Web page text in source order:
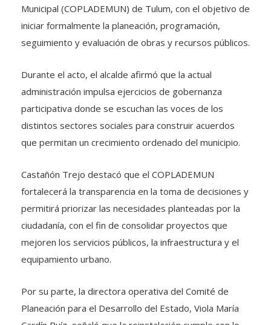
Municipal (COPLADEMUN) de Tulum, con el objetivo de
iniciar formalmente la planeación, programación,
seguimiento y evaluación de obras y recursos públicos.
Durante el acto, el alcalde afirmó que la actual
administración impulsa ejercicios de gobernanza
participativa donde se escuchan las voces de los
distintos sectores sociales para construir acuerdos
que permitan un crecimiento ordenado del municipio.
Castañón Trejo destacó que el COPLADEMUN
fortalecerá la transparencia en la toma de decisiones y
permitirá priorizar las necesidades planteadas por la
ciudadanía, con el fin de consolidar proyectos que
mejoren los servicios públicos, la infraestructura y el
equipamiento urbano.
Por su parte, la directora operativa del Comité de
Planeación para el Desarrollo del Estado, Viola María